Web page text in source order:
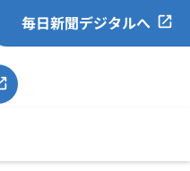
毎日新聞デジタルへ